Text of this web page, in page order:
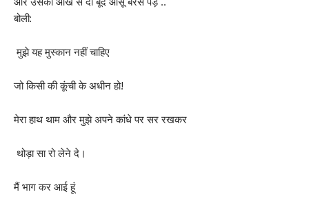
बोली:
मुझे यह मुस्कान नहीं चाहिए
जो किसी की कूंची के अधीन हो!
मेरा हाथ थाम और मुझे अपने कांधे पर सर रखकर
थोड़ा सा रो लेने दे।
मैं भाग कर आई हूं